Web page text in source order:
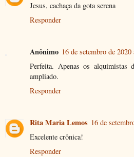
Jesus, cachaça da gota serena
Responder
Anônimo 16 de setembro de 2020
Perfeita. Apenas os alquimistas
ampliado.
Responder
Rita Maria Lemos 16 de
Excelente crônica!
Responder